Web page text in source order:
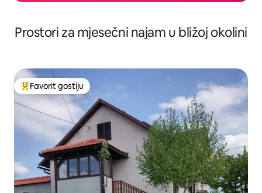
Prostori za mjesečni najam u bližoj okolini
Glavni favorit gostiju
Favorit gostiju